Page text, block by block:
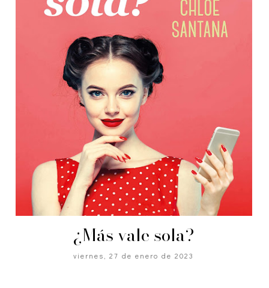
¿Más vale sola?
viernes, 27 de enero de 2023